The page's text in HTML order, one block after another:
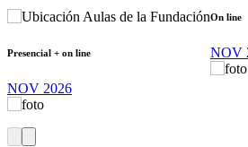
Aulas de la Fundación
Presencial + on line
NOV 2026
On line
NOV